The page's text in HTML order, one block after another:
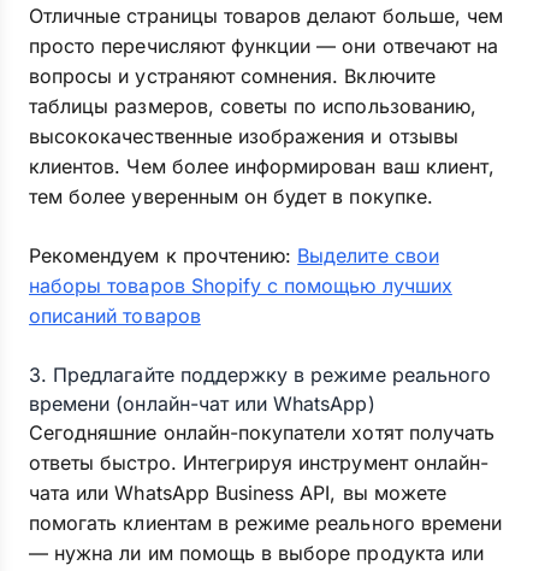
Отличные страницы товаров делают больше, чем
просто перечисляют функции — они отвечают на
вопросы и устраняют сомнения. Включите
таблицы размеров, советы по использованию,
высококачественные изображения и отзывы
клиентов. Чем более информирован ваш клиент,
тем более уверенным он будет в покупке.
Рекомендуем к прочтению: Выделите свои
наборы товаров Shopify с помощью лучших
описаний товаров
3. Предлагайте поддержку в режиме реального
времени (онлайн-чат или WhatsApp)
Сегодняшние онлайн-покупатели хотят получать
ответы быстро. Интегрируя инструмент онлайн-
чата или WhatsApp Business API, вы можете
помогать клиентам в режиме реального времени
— нужна ли им помощь в выборе продукта или